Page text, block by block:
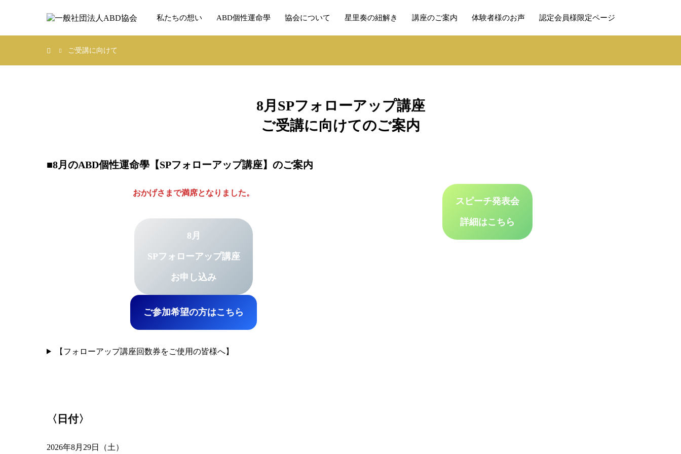
私たちの想い ABD個性運命學 協会について 星里奏の紐解き 講座のご案内 体験者様のお声 認定会員様限定ページ
ご受講に向けて
8月SPフォローアップ講座
ご受講に向けてのご案内
■8月のABD個性運命學【SPフォローアップ講座】のご案内
おかげさまで満席となりました。
8月
SPフォローアップ講座
お申し込み
ご参加希望の方はこちら
スピーチ発表会
詳細はこちら
【フォローアップ講座回数券をご使用の皆様へ】
〈日付〉
2026年8月29日（土）